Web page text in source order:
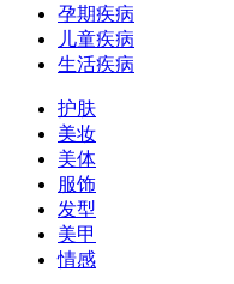
孕期疾病
儿童疾病
生活疾病
护肤
美妆
美体
服饰
发型
美甲
情感